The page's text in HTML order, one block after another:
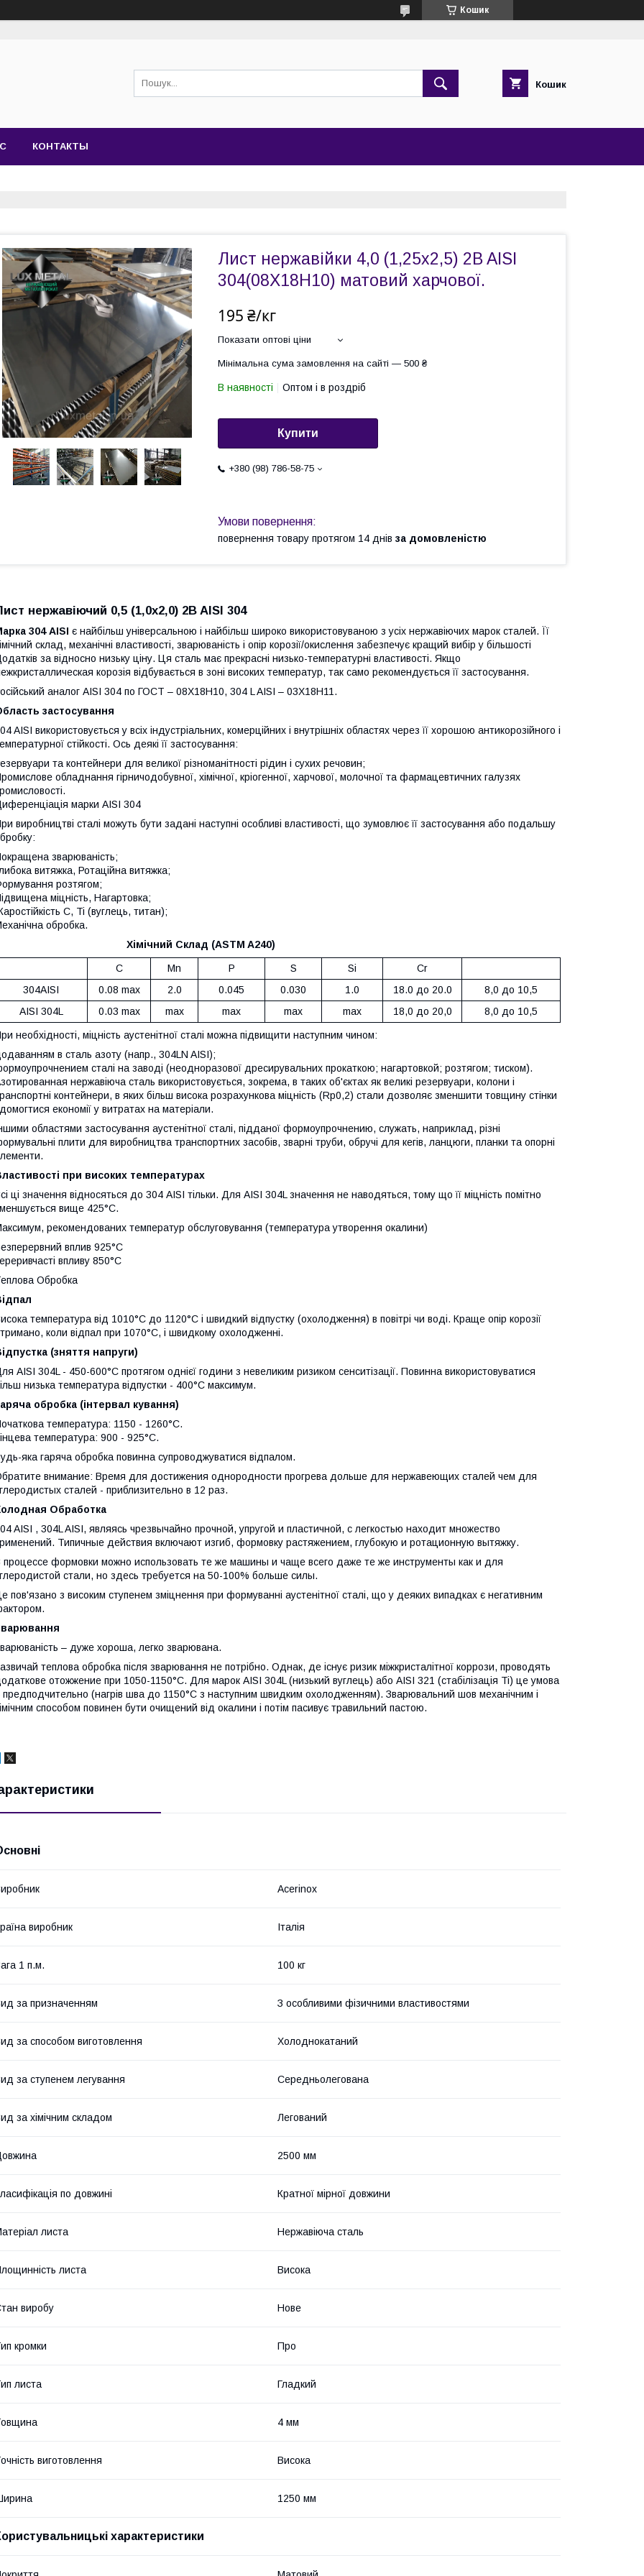
Кошик
Кошик
КОНТАКТЫ
Лист нержавійки 4,0 (1,25х2,5) 2B AISI
304(08Х18Н10) матовий харчової.
195 ₴/кг
Показати оптові ціни
Мінімальна сума замовлення на сайті — 500 ₴
В наявності Оптом і в роздріб
Купити
+380 (98) 786-58-75
повернення товару протягом 14 днів за домовленістю
нержавіючий 0,5 (1,0х2,0) 2B AISI 304
304 AISI є найбільш універсальною і найбільш широко використовуваною з усіх нержавіючих марок сталей. Її
склад, механічні властивості, зварюваність і опір корозії/окислення забезпечує кращий вибір у більшості
за відносно низьку ціну. Ця сталь має прекрасні низько-температурні властивості. Якщо
корозія відбувається в зоні високих температур, так само рекомендується її застосування.
аналог AISI 304 по ГОСТ – 08Х18Н10, 304 L AISI – 03Х18Н11.
застосування
AISI використовується у всіх індустріальних, комерційних і внутрішніх областях через її хорошою антикорозійного і
стійкості. Ось деякі її застосування:
та контейнери для великої різноманітності рідин і сухих речовин;
обладнання гірничодобувної, хімічної, кріогенної, харчової, молочної та фармацевтичних галузях
марки AISI 304
виробництві сталі можуть бути задані наступні особливі властивості, що зумовлює її застосування або подальшу
зварюваність;
витяжка, Ротаційна витяжка;
розтягом;
міцність, Нагартовка;
C, Ti (вуглець, титан);
обробка.
Хімічний Склад (ASTM A240)
C Mn P S Si
Cr
304AISI
0.08 max 2.0 0.045 0.030 1.0 18.0 до 20.0
8,0 до 10,5
AISI 304L
0.03 max max max max max 18,0 до 20,0 8,0 до 10,5
необхідності, міцність аустенітної сталі можна підвищити наступним чином:
в сталь азоту (напр., 304LN AISI);
сталі на заводі (неодноразової дресирувальних прокаткою; нагартовкой; розтягом; тиском).
нержавіюча сталь використовується, зокрема, в таких об'єктах як великі резервуари, колони і
контейнери, в яких більш висока розрахункова міцність (Rp0,2) стали дозволяє зменшити товщину стінки
домогтися економії у витратах на матеріали.
областями застосування аустенітної сталі, підданої формоупрочнению, служать, наприклад, різні
плити для виробництва транспортних засобів, зварні труби, обручі для кегів, ланцюги, планки та опорні
при високих температурах
ці значення відносяться до 304 AISI тільки. Для AISI 304L значення не наводяться, тому що її міцність помітно
вище 425°C.
рекомендованих температур обслуговування (температура утворення окалини)
вплив 925°C
впливу 850°C
Обробка
температура від 1010°C до 1120°C і швидкий відпустку (охолодження) в повітрі чи воді. Краще опір корозії
коли відпал при 1070°C, і швидкому охолодженні.
(зняття напруги)
AISI 304L - 450-600°C протягом однієї години з невеликим ризиком сенситізації. Повинна використовуватися
низька температура відпустки - 400°C максимум.
обробка (інтервал кування)
температура: 1150 - 1260°C.
температура: 900 - 925°C.
яка гаряча обробка повинна супроводжуватися відпалом.
внимание: Время для достижения однородности прогрева дольше для нержавеющих сталей чем для
сталей - приблизительно в 12 раз.
Обработка
AISI , 304L AISI, являясь чрезвычайно прочной, упругой и пластичной, с легкостью находит множество
Типичные действия включают изгиб, формовку растяжением, глубокую и ротационную вытяжку.
процессе формовки можно использовать те же машины и чаще всего даже те же инструменты как и для
стали, но здесь требуется на 50-100% больше силы.
пов'язано з високим ступенем зміцнення при формуванні аустенітної сталі, що у деяких випадках є негативним
– дуже хороша, легко зварювана.
теплова обробка після зварювання не потрібно. Однак, де існує ризик міжкристалітної коррози, проводять
отожжение при 1050-1150°С. Для марок AISI 304L (низький вуглець) або AISI 321 (стабілізація Ti) це умова
предподчительно (нагрів шва до 1150°С з наступним швидким охолодженням). Зварювальний шов механічним і
способом повинен бути очищений від окалини і потім пасивує травильний пастою.
Acerinox
виробник Італія
1 п.м. 100 кг
за призначенням З особливими фізичними властивостями
за способом виготовлення Холоднокатаний
за ступенем легування Середньолегована
за хімічним складом Легований
2500 мм
по довжині Кратної мірної довжини
листа Нержавіюча сталь
листа Висока
виробу Нове
кромки Про
листа Гладкий
4 мм
виготовлення Висока
1250 мм
характеристики